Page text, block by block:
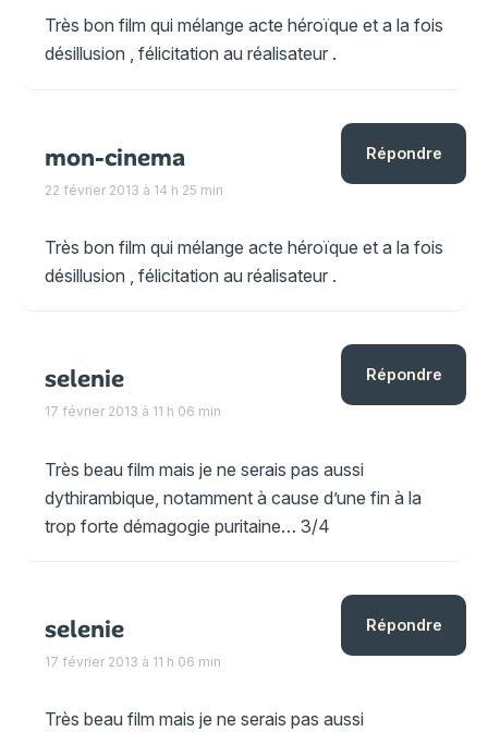
Très bon film qui mélange acte héroïque et a la fois
désillusion , félicitation au réalisateur .
mon-cinema
22 février 2013 à 14 h 25 min
Très bon film qui mélange acte héroïque et a la fois
désillusion , félicitation au réalisateur .
Répondre
selenie
17 février 2013 à 11 h 06 min
Très beau film mais je ne serais pas aussi
dythirambique, notamment à cause d’une fin à la
trop forte démagogie puritaine… 3/4
Répondre
selenie
17 février 2013 à 11 h 06 min
Très beau film mais je ne serais pas aussi
Répondre